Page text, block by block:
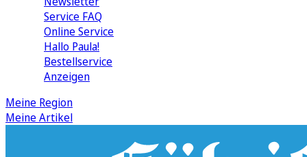
Service FAQ
Online Service
Hallo Paula!
Bestellservice
Anzeigen
Meine Region
Meine Artikel